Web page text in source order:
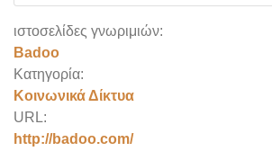
ιστοσελίδες γνωριμιών:
Badoo
Κατηγορία:
Κοινωνικά Δίκτυα
URL:
http://badoo.com/